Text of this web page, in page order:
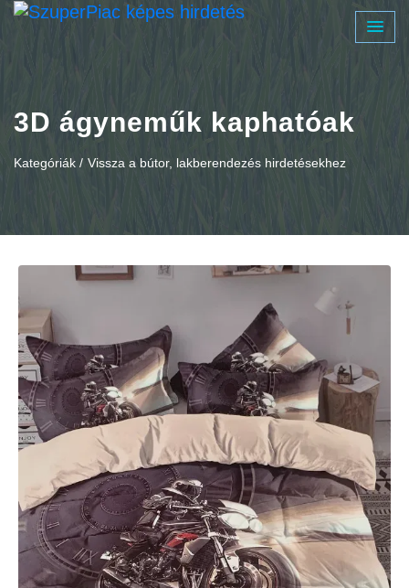
3D ágyneműk kaphatóak
Kategóriák / Vissza a bútor, lakberendezés hirdetésekhez